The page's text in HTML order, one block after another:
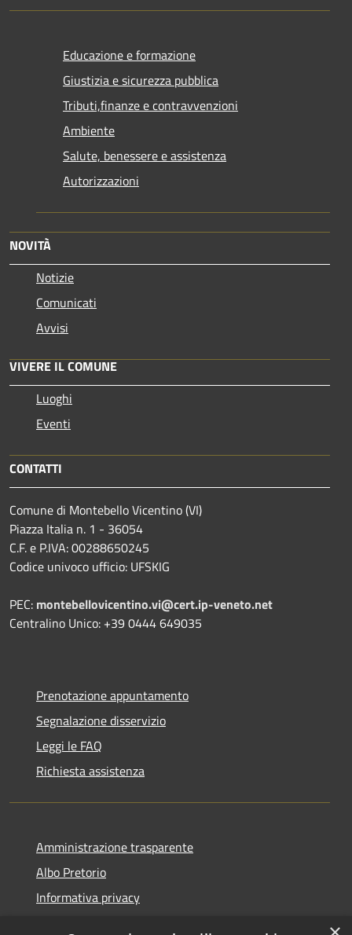
Educazione e formazione
Giustizia e sicurezza pubblica
Tributi,finanze e contravvenzioni
Ambiente
Salute, benessere e assistenza
Autorizzazioni
NOVITÀ
Notizie
Comunicati
Avvisi
VIVERE IL COMUNE
Luoghi
Eventi
CONTATTI
Comune di Montebello Vicentino (VI)
Piazza Italia n. 1 - 36054
C.F. e P.IVA: 00288650245
Codice univoco ufficio: UFSKIG
PEC: montebellovicentino.vi@cert.ip-veneto.net
Centralino Unico: +39 0444 649035
Prenotazione appuntamento
Segnalazione disservizio
Leggi le FAQ
Richiesta assistenza
Amministrazione trasparente
Albo Pretorio
Informativa privacy